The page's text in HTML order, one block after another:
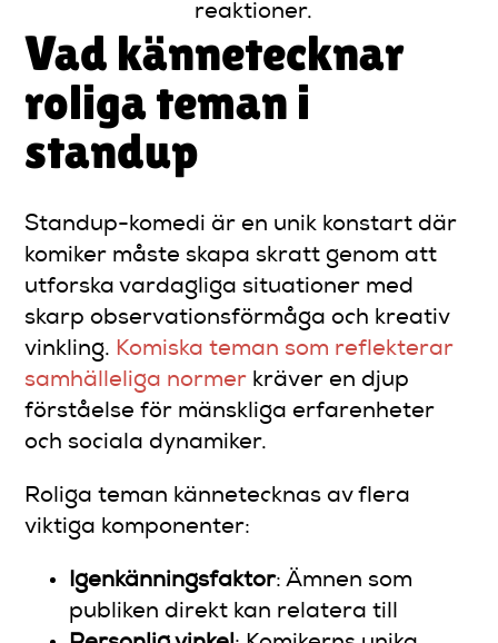
reaktioner.
Vad kännetecknar
roliga teman i
standup
Standup-komedi är en unik konstart där
komiker måste skapa skratt genom att
utforska vardagliga situationer med
skarp observationsförmåga och kreativ
vinkling. Komiska teman som reflekterar
samhälleliga normer kräver en djup
förståelse för mänskliga erfarenheter
och sociala dynamiker.
Roliga teman kännetecknas av flera
viktiga komponenter:
Igenkänningsfaktor: Ämnen som
publiken direkt kan relatera till